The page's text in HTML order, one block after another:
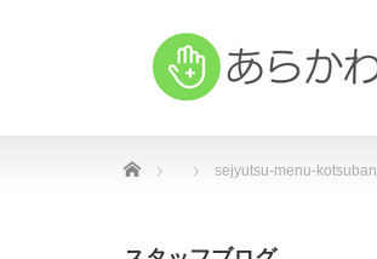
Home sejyutsu-menu-kotsuban